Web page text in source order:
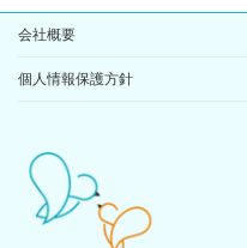
会社概要
個人情報保護方針